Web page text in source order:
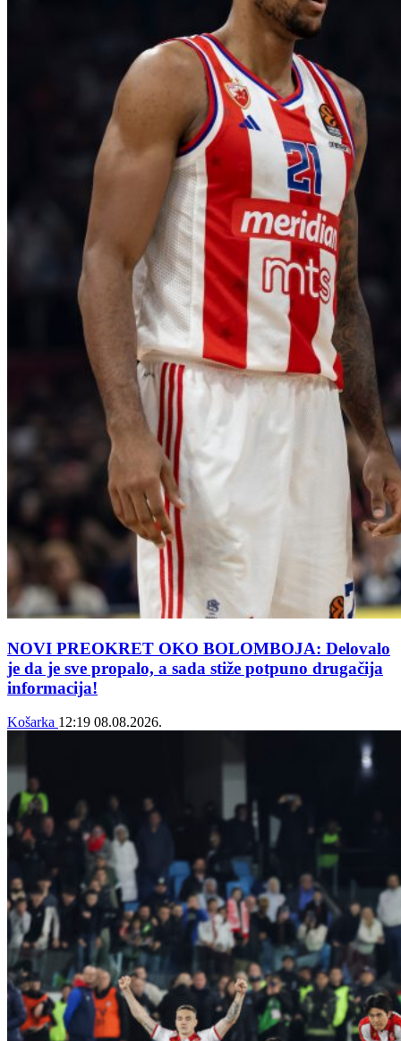
NOVI PREOKRET OKO BOLOMBOJA: Delovalo
je da je sve propalo, a sada stiže potpuno drugačija
informacija!
Košarka 12:19 08.08.2026.